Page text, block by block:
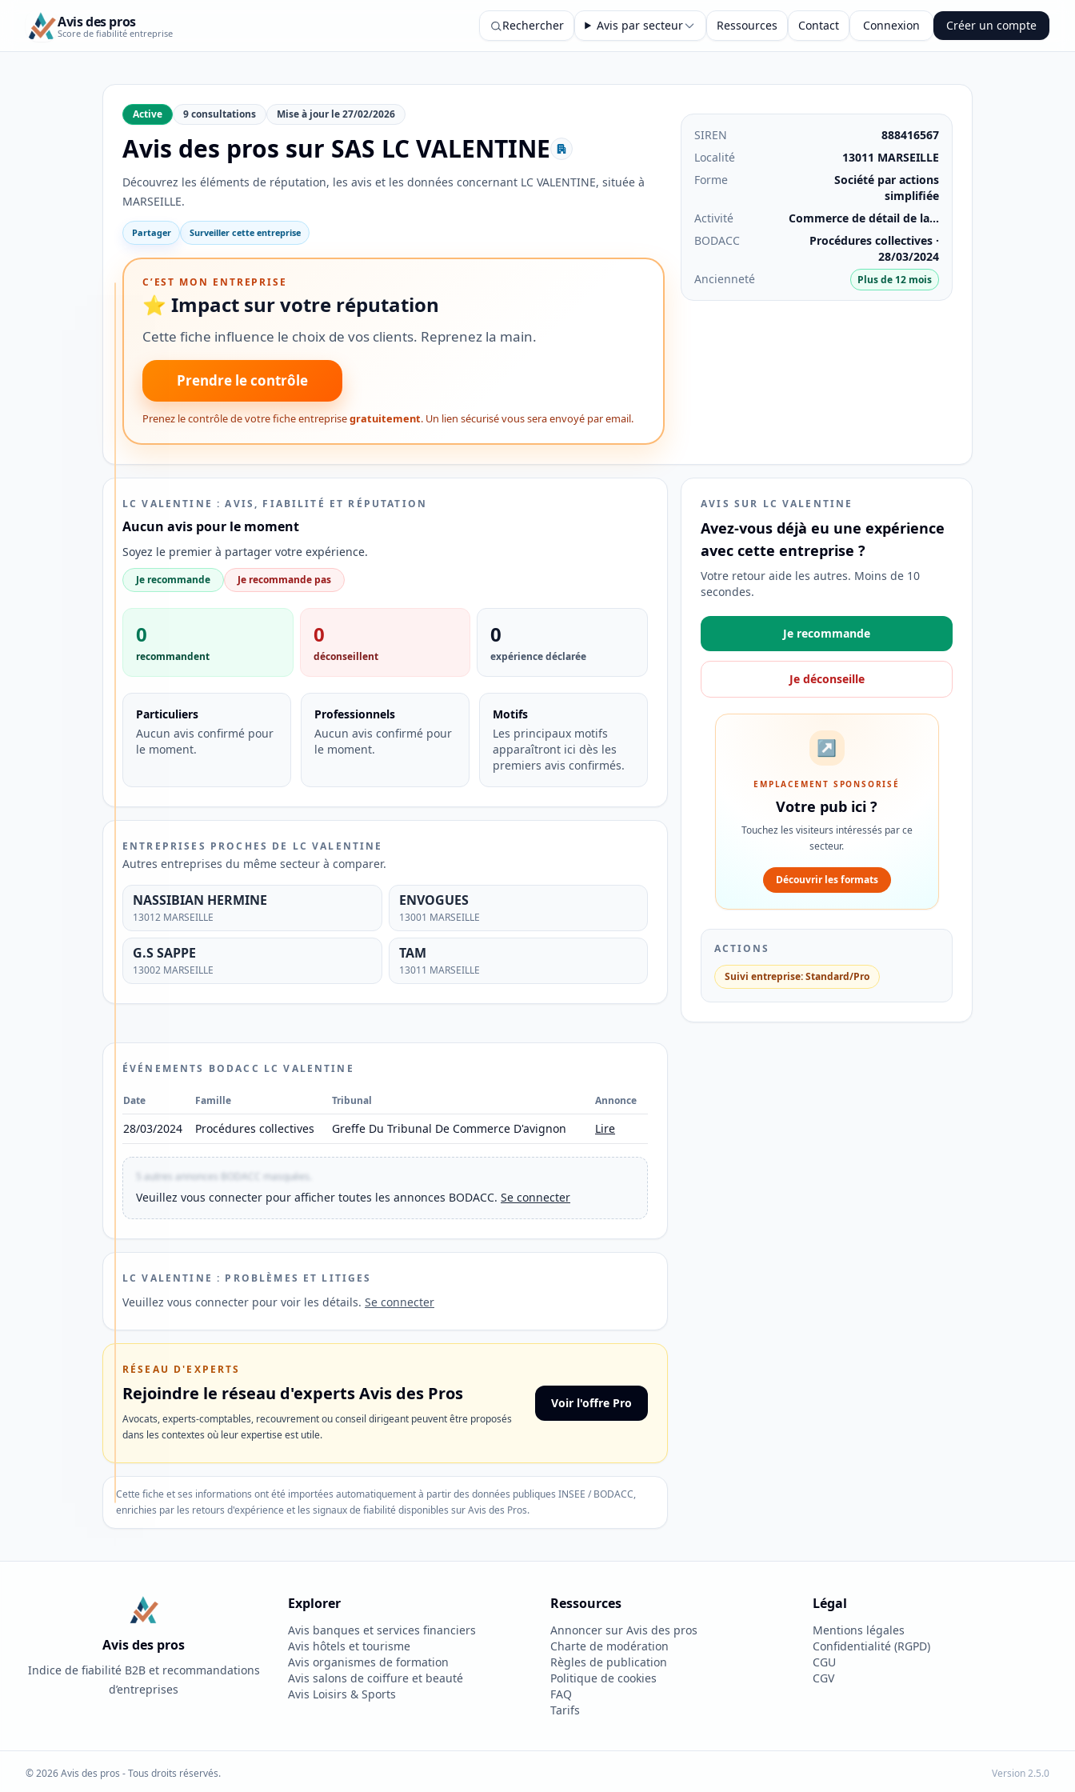
Avis des pros
Score de fiabilité entreprise Rechercher Avis par secteur Ressources Contact Connexion Créer un compte
Active 9 consultations Mise à jour le 27/02/2026
Avis des pros sur SAS LC VALENTINE
Découvrez les éléments de réputation, les avis et les données concernant LC VALENTINE, située à
MARSEILLE.
Partager Surveiller cette entreprise
C’EST MON ENTREPRISE
⭐ Impact sur votre réputation
Cette fiche influence le choix de vos clients. Reprenez la main.
Prendre le contrôle
Prenez le contrôle de votre fiche entreprisegratuitement. Un lien sécurisé vous sera envoyé par email.
SIREN
888416567
Localité
13011 MARSEILLE
Forme
Société par actions
simplifiée
Activité
Commerce de détail de la...
BODACC
Procédures collectives ·
28/03/2024
Ancienneté
Plus de 12 mois
LC VALENTINE : AVIS, FIABILITÉ ET RÉPUTATION
Aucun avis pour le moment
Soyez le premier à partager votre expérience.
Je recommande Je recommande pas
0
recommandent
0
déconseillent
0
expérience déclarée
Particuliers
Aucun avis confirmé pour
le moment.
Professionnels
Aucun avis confirmé pour
le moment.
Motifs
Les principaux motifs
apparaîtront ici dès les
premiers avis confirmés.
AVIS SUR LC VALENTINE
Avez-vous déjà eu une expérience
avec cette entreprise ?
Votre retour aide les autres. Moins de 10
secondes.
Je recommande
Je déconseille
↗
EMPLACEMENT SPONSORISÉ
Votre pub ici ?
Touchez les visiteurs intéressés par ce
secteur.
Découvrir les formats
ACTIONS
Suivi entreprise: Standard/Pro
ENTREPRISES PROCHES DE LC VALENTINE
Autres entreprises du même secteur à comparer.
NASSIBIAN HERMINE
13012 MARSEILLE
ENVOGUES
13001 MARSEILLE
G.S SAPPE
13002 MARSEILLE
TAM
13011 MARSEILLE
ÉVÉNEMENTS BODACC LC VALENTINE
Date Famille Tribunal Annonce
28/03/2024 Procédures collectives Greffe Du Tribunal De Commerce D'avignon Lire
5 autres annonces BODACC masquées.
Veuillez vous connecter pour afficher toutes les annonces BODACC. Se connecter
LC VALENTINE : PROBLÈMES ET LITIGES
Veuillez vous connecter pour voir les détails. Se connecter
RÉSEAU D'EXPERTS
Rejoindre le réseau d'experts Avis des Pros
Avocats, experts-comptables, recouvrement ou conseil dirigeant peuvent être proposés
dans les contextes où leur expertise est utile.
Voir l'offre Pro
Cette fiche et ses informations ont été importées automatiquement à partir des données publiques INSEE / BODACC,
enrichies par les retours d'expérience et les signaux de fiabilité disponibles sur Avis des Pros.
VOTRE RETOUR COMPTE
Vous connaissez cette entreprise ?
Soyez le premier à laisser un avis ou partagez cette fiche si elle peut aider autour de vous.
SÉLECTION
DES
💳
Découvrez
une
alternative
aux
banques
traditionnelles
Vous
un
compte
simple,
moderne
et
votre
quotidien
?
Découvrez
une
solution
offrant
une
des
paiements
France
et
à
l'étranger
ainsi
qu'une
rapide.
Découvrir
l'offre
Ne
afficher
Avis des pros
Indice de fiabilité B2B et recommandations
d’entreprises
Explorer
Avis banques et services financiers
Avis hôtels et tourisme
Avis organismes de formation
Avis salons de coiffure et beauté
Avis Loisirs & Sports
Ressources
Annoncer sur Avis des pros
Charte de modération
Règles de publication
Politique de cookies
FAQ
Tarifs
Légal
Mentions légales
Confidentialité (RGPD)
CGU
CGV
© 2026 Avis des pros - Tous droits réservés. Version 2.5.0